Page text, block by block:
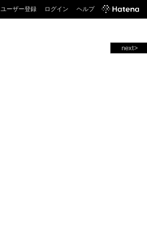
ユーザー登録 ログイン ヘルプ
next>